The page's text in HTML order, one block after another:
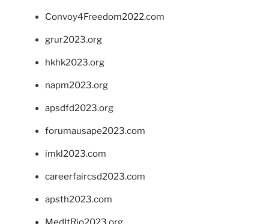
Convoy4Freedom2022.com
grur2023.org
hkhk2023.org
napm2023.org
apsdfd2023.org
forumausape2023.com
imkl2023.com
careerfaircsd2023.com
apsth2023.com